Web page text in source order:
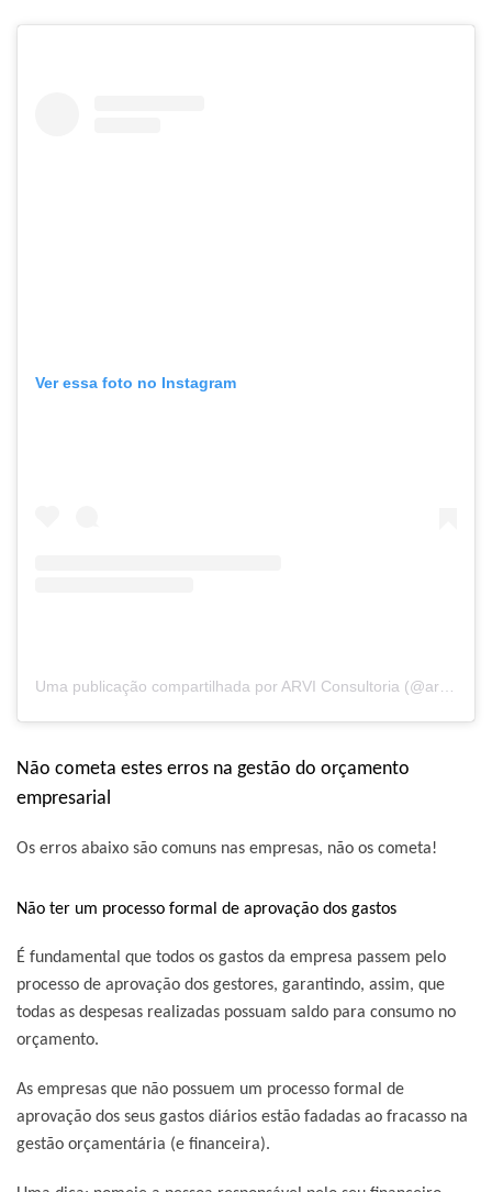
Ver essa foto no Instagram
Não cometa estes erros na gestão do orçamento
empresarial
Os erros abaixo são comuns nas empresas, não os cometa!
Não ter um processo formal de aprovação dos gastos
É fundamental que todos os gastos da empresa passem pelo
processo de aprovação dos gestores, garantindo, assim, que
todas as despesas realizadas possuam saldo para consumo no
orçamento.
As empresas que não possuem um processo formal de
aprovação dos seus gastos diários estão fadadas ao fracasso na
gestão orçamentária (e financeira).